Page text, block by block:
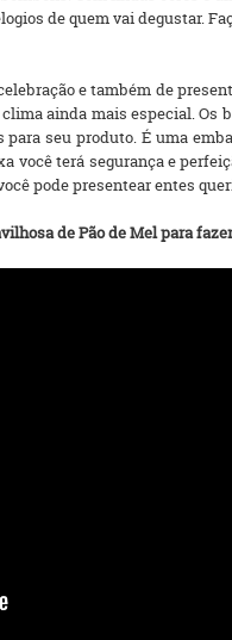
de quem vai degustar.
e também de
ainda mais especial. Os
seu produto. É uma
você terá segurança e
pode presentear entes
de Pão de Mel para